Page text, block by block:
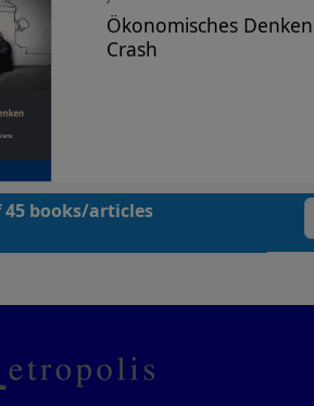
Ökonomisches
Crash
45 books/articles